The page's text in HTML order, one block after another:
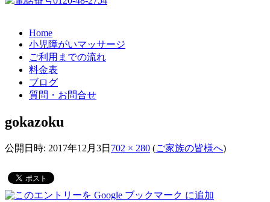
Home
小児障がいマッサージ
ご利用までの流れ
料金表
ブログ
質問・お問合せ
gokazoku
公開日時: 2017年12月3日 702 × 280 (ご家族の皆様へ)